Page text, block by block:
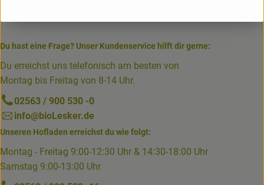
Du hast eine Frage? Unser Kundenservice hilft dir gerne:
Du erreichst uns telefonisch am besten von
Montag bis Freitag von 8-14 Uhr.
02563 / 900 530 -0
info@bioLesker.de
Unseren Hofladen erreichst du wie folgt:
Montag - Freitag 9:00-12:30 Uhr & 14:30-18:00 Uhr
Samstag 9:00-13:00 Uhr